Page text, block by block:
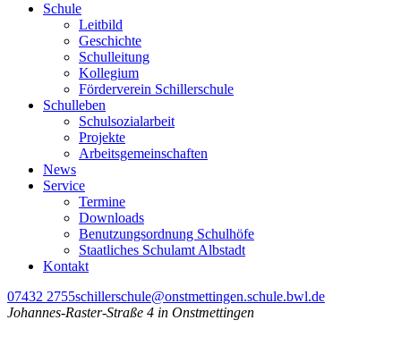
Schule
Leitbild
Geschichte
Schulleitung
Kollegium
Förderverein Schillerschule
Schulleben
Schulsozialarbeit
Projekte
Arbeitsgemeinschaften
News
Service
Termine
Downloads
Benutzungsordnung Schulhöfe
Staatliches Schulamt Albstadt
Kontakt
07432 2755schillerschule@onstmettingen.schule.bwl.de
Johannes-Raster-Straße 4 in Onstmettingen